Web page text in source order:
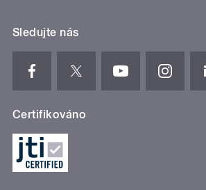
Sledujte nás
Certifikováno